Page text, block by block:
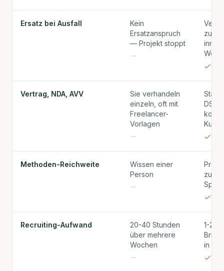
Ersatz bei Ausfall
Kein
Ersatzanspruch
— Projekt stoppt
Vertrag, NDA, AVV
Sie verhandeln
einzeln, oft mit
Freelancer-
Vorlagen
Methoden-Reichweite
Wissen einer
Person
Profil
zu
Recruiting-Aufwand
20-40 Stunden
über mehrere
Wochen
1-2
in 48